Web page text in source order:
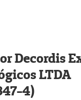
Decordis
LTDA
4)